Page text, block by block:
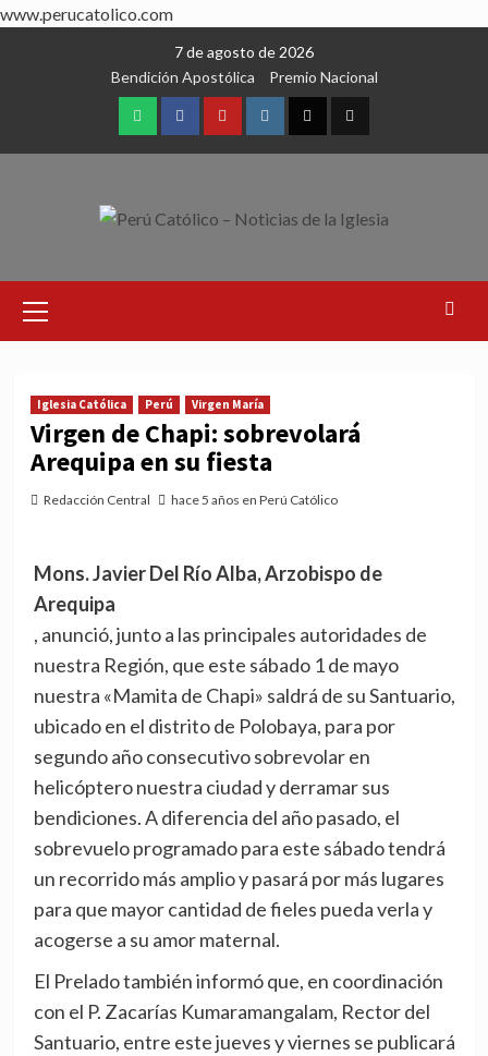
www.perucatolico.com
7 de agosto de 2026
Bendición Apostólica
Premio Nacional
WhatsAppFacebookYoutubeInstagram
X TikTok
Menu
Iglesia Católica Perú Virgen María
Virgen de Chapi: sobrevolará
Arequipa en su fiesta
Redacción Central hace 5 años en Perú Católico
Mons. Javier Del Río Alba, Arzobispo de
Arequipa
, anunció, junto a las principales autoridades de
nuestra Región, que este sábado 1 de mayo
nuestra «Mamita de Chapi» saldrá de su Santuario,
ubicado en el distrito de Polobaya, para por
segundo año consecutivo sobrevolar en
helicóptero nuestra ciudad y derramar sus
bendiciones. A diferencia del año pasado, el
sobrevuelo programado para este sábado tendrá
un recorrido más amplio y pasará por más lugares
para que mayor cantidad de fieles pueda verla y
acogerse a su amor maternal.
El Prelado también informó que, en coordinación
con el P. Zacarías Kumaramangalam, Rector del
Santuario, entre este jueves y viernes se publicará